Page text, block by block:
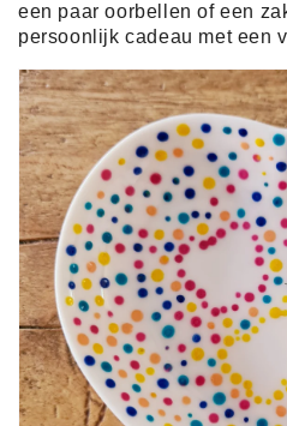
een paar oorbellen of een
persoonlijk cadeau met een